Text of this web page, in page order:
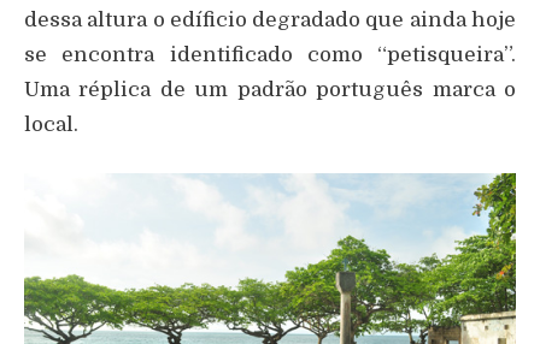
dessa altura o edíficio degradado que ainda hoje
se encontra identificado como “petisqueira”.
Uma réplica de um padrão português marca o
local.